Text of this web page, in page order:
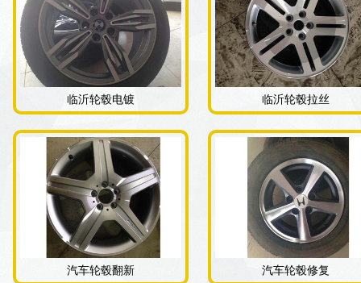
临沂轮毂电镀 临沂轮毂拉丝
汽车轮毂翻新 汽车轮毂修复